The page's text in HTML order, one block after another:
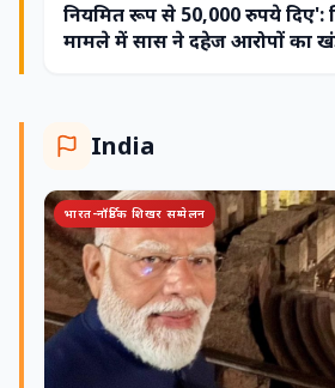
नियमित रूप से 50,000 रुपये दिए':
मामले में सास ने दहेज आरोपों का
India
भारत-नॉर्डिक शिखर सम्मेलन